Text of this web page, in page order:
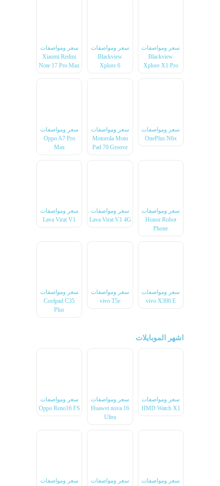
سعر ومواصفات
Blackview
Xplore X1 Pro
سعر ومواصفات
Blackview
Xplore 6
سعر ومواصفات
Xiaomi Redmi
Note 17 Pro Max
سعر ومواصفات
OnePlus N6x
سعر ومواصفات
Motorola Moto
Pad 70 Groove
سعر ومواصفات
Oppo A7 Pro
Max
سعر ومواصفات
Honor Robot
Phone
سعر ومواصفات
Lava Virat V1 4G
سعر ومواصفات
Lava Virat V1
سعر ومواصفات
vivo X300 E
سعر ومواصفات
vivo T5e
سعر ومواصفات
Coolpad C35
Plus
اشهر الموبايلات
سعر ومواصفات
HMD Watch X1
سعر ومواصفات
Huawei nova 16
Ultra
سعر ومواصفات
Oppo Reno16 FS
سعر ومواصفات
سعر ومواصفات
سعر ومواصفات